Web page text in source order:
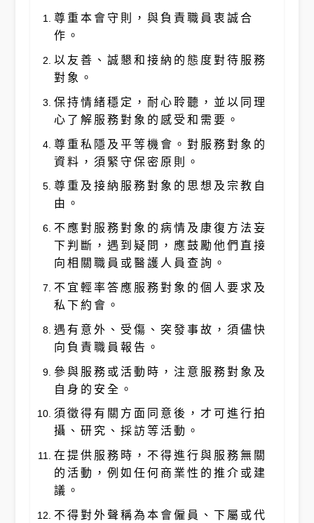
尊重本會守則，與負責職員衷誠合
作。
以友善、誠懇和接納的態度對待服務
對象。
保持情緒穩定，耐心聆聽，並以同理
心了解服務對象的感受和需要。
尊重私隱及平等機會。對服務對象的
資料，須緊守保密原則。
尊重及接納服務對象的思想及宗教自
由。
不應對服務對象的病情及康復方法妄
下判斷，遇到疑問，應鼓勵他們直接
向相關職員或醫護人員查詢。
不宜輕率答應服務對象的個人要求及
私下約會。
遇有意外、受傷、突發事故，須儘快
向負責職員報告。
參與服務或活動時，注意服務對象及
自身的安全。
須徵得有關方面同意後，才可進行拍
攝、研究、採訪等活動。
在提供服務時，不得進行與服務無關
的活動，例如任何商業性的推介或建
議。
不得對外聲稱為本會僱員、下屬或代